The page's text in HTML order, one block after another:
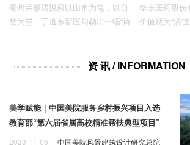
亳州荣徽珺悦府以山水为笔，以自
然为墨，于道东新区勾勒出一幅“诗
关怀的山水社区，为亳州市民开
华东医药股份
价值观为“济
是“排斥虚妄”
的“道”的约束
体，不论是儒
的“人的自然
资 讯 / INFORMATION
美学赋能｜中国美院服务乡村振兴项目入选
教育部“第六届省属高校精准帮扶典型项目”
2023-11-06 中国美院风景建筑设计研究总院